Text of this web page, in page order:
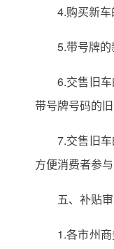
4.购买新
5.带号牌的
6.交售旧
带号牌号码的
7.交售旧
方便消费者参
五、补贴
1.各市州